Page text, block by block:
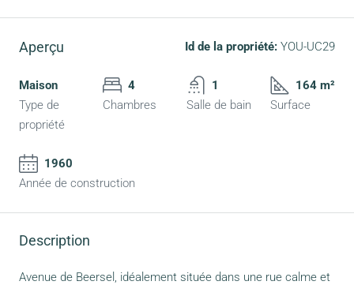
Aperçu Id de la propriété: YOU-UC29
Maison
Type de
propriété
4
Chambres
1
Salle de bain
164 m²
Surface
1960
Année de construction
Description
Avenue de Beersel, idéalement située dans une rue calme et